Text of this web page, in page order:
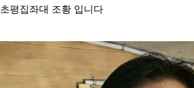
초평집좌대 조황 입니다